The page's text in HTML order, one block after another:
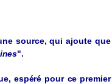
source, quiajoute que
".
, espéré pour ce premier